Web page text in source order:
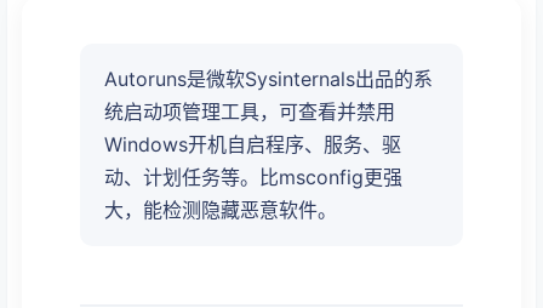
Autoruns是微软Sysinternals出品的系
统启动项管理工具，可查看并禁用
Windows开机自启程序、服务、驱
动、计划任务等。比msconfig更强
大，能检测隐藏恶意软件。